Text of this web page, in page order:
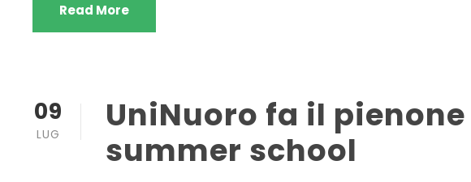
Read More
09
LUG
UniNuoro fa il
summer school